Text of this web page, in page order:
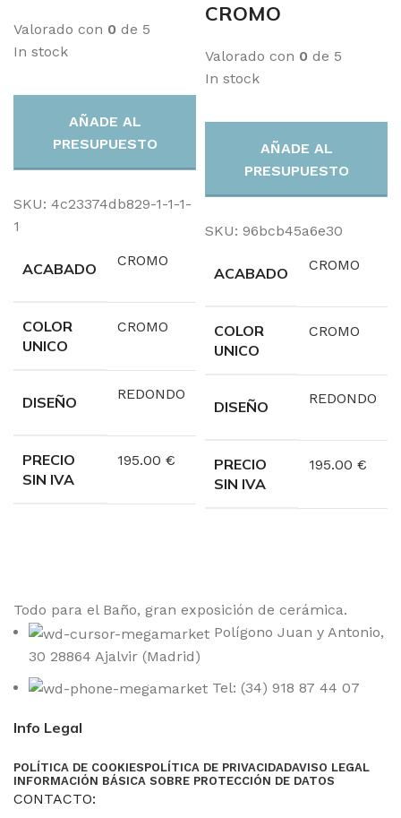
Valorado con 0 de 5
In stock
AÑADE AL
PRESUPUESTO
SKU: 4c23374db829-1-1-1-
1
ACABADO CROMO
COLOR
UNICO
CROMO
DISEÑO REDONDO
PRECIO
SIN IVA
195.00 €
CROMO
Valorado con 0 de 5
In stock
AÑADE AL
PRESUPUESTO
SKU: 96bcb45a6e30
ACABADO CROMO
COLOR
UNICO
CROMO
DISEÑO REDONDO
PRECIO
SIN IVA
195.00 €
Todo para el Baño, gran exposición de cerámica.
Polígono Juan y Antonio,
30 28864 Ajalvir (Madrid)
Tel: (34) 918 87 44 07
Info Legal
POLÍTICA DE COOKIESPOLÍTICA DE PRIVACIDADAVISO LEGAL
INFORMACIÓN BÁSICA SOBRE PROTECCIÓN DE DATOS
CONTACTO: